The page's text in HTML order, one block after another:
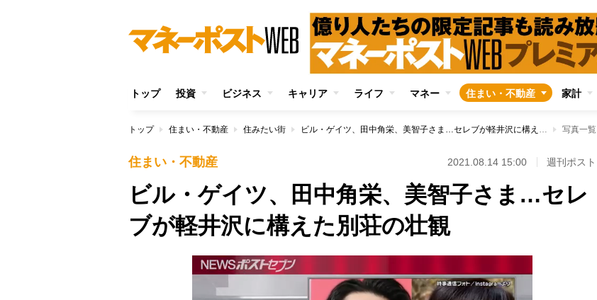
トップ 投資 ビジネス キャリア ライフ マネー 住まい・不動産 家計
トップ 住まい・不動産 住みたい街 ビル・ゲイツ、田中角栄、美智子さま…セレブが軽井沢に構えた別荘の壮観 写真一覧
住まい・不動産 2021.08.14 15:00 週刊ポスト
ビル・ゲイツ、田中角栄、美智子さま…セレ
ブが軽井沢に構えた別荘の壮観